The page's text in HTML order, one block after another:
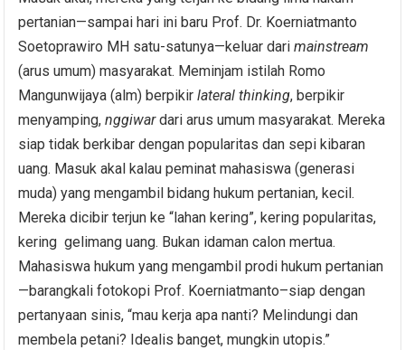
pertanian—sampai hari ini baru Prof. Dr. Koerniatmanto
Soetoprawiro MH satu-satunya—keluar darimainstream
(arus umum) masyarakat. Meminjam istilah Romo
Mangunwijaya (alm) berpikirlateral thinking, berpikir
menyamping,nggiwardari arus umum masyarakat. Mereka
siap tidak berkibar dengan popularitas dan sepi kibaran
uang. Masuk akal kalau peminat mahasiswa (generasi
muda) yang mengambil bidang hukum pertanian, kecil.
Mereka dicibir terjun ke “lahan kering”, kering popularitas,
kering gelimang uang. Bukan idaman calon mertua.
Mahasiswa hukum yang mengambil prodi hukum pertanian
—barangkali fotokopi Prof. Koerniatmanto–siap dengan
pertanyaan sinis, “mau kerja apa nanti? Melindungi dan
membela petani? Idealis banget, mungkin utopis.”